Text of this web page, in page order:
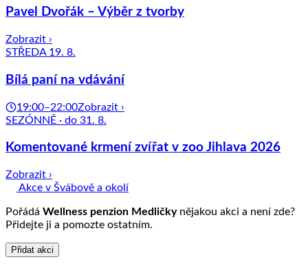
Pavel Dvořák – Výběr z tvorby
Zobrazit ›
STŘEDA 19. 8.
Bílá paní na vdávání
19:00–22:00Zobrazit ›
SEZÓNNĚ · do 31. 8.
Komentované krmení zvířat v zoo Jihlava 2026
Zobrazit ›
Akce v Švábově a okolí
Pořádá Wellness penzion Medličkynějakou akci a není zde?
Přidejte ji a pomozte ostatním.
Přidat akci